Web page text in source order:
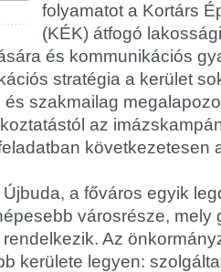
folyamatot a Kortárs
(KÉK) átfogó
és kommunikációs
stratégia a kerület
és szakmailag
az
következetesen
a főváros egyik
városrésze, mely
Az
kerülete legyen: